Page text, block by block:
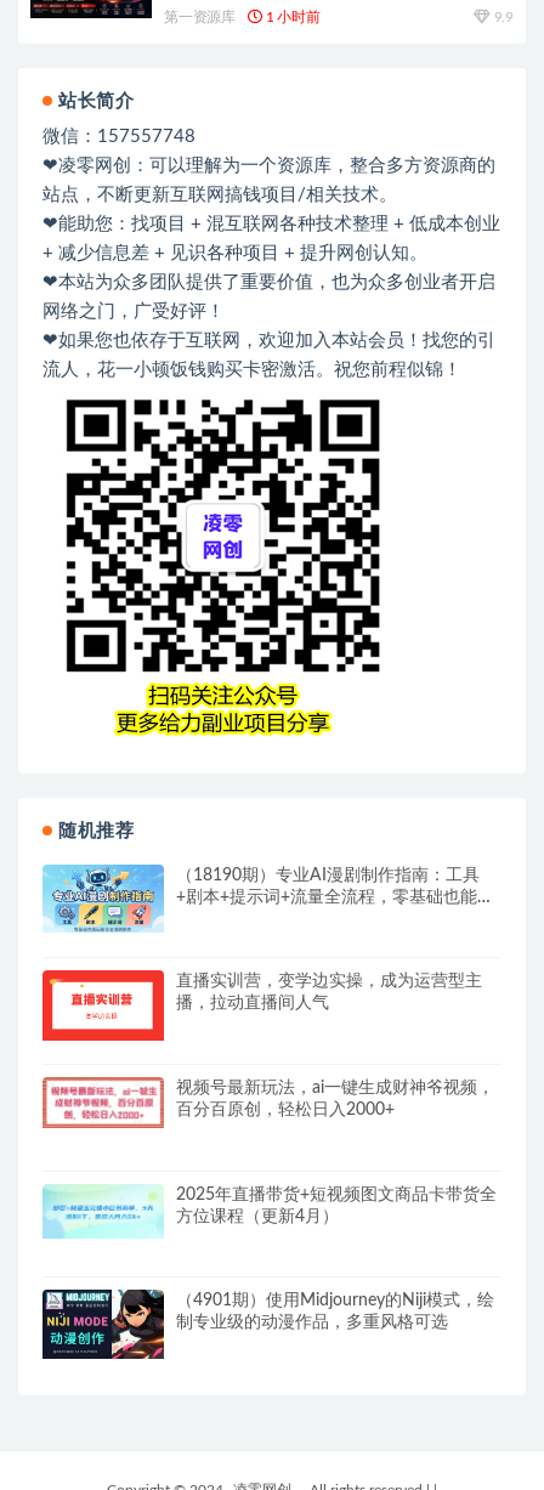
第一资源库 1 小时前 9.9
站长简介
微信：157557748
❤凌零网创：可以理解为一个资源库，整合多方资源商的
站点，不断更新互联网搞钱项目/相关技术。
❤能助您：找项目 + 混互联网各种技术整理 + 低成本创业
+ 减少信息差 + 见识各种项目 + 提升网创认知。
❤本站为众多团队提供了重要价值，也为众多创业者开启
网络之门，广受好评！
❤如果您也依存于互联网，欢迎加入本站会员！找您的引
流人，花一小顿饭钱购买卡密激活。祝您前程似锦！
随机推荐
（18190期）专业AI漫剧制作指南：工具
+剧本+提示词+流量全流程，零基础也能玩
直播实训营，变学边实操，成为运营型主
播，拉动直播间人气
视频号最新玩法，ai一键生成财神爷视频，
百分百原创，轻松日入2000+
2025年直播带货+短视频图文商品卡带货全
方位课程（更新4月）
（4901期）使用Midjourney的Niji模式，绘
制专业级的动漫作品，多重风格可选